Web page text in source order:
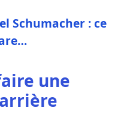
Schumacher : ce
une